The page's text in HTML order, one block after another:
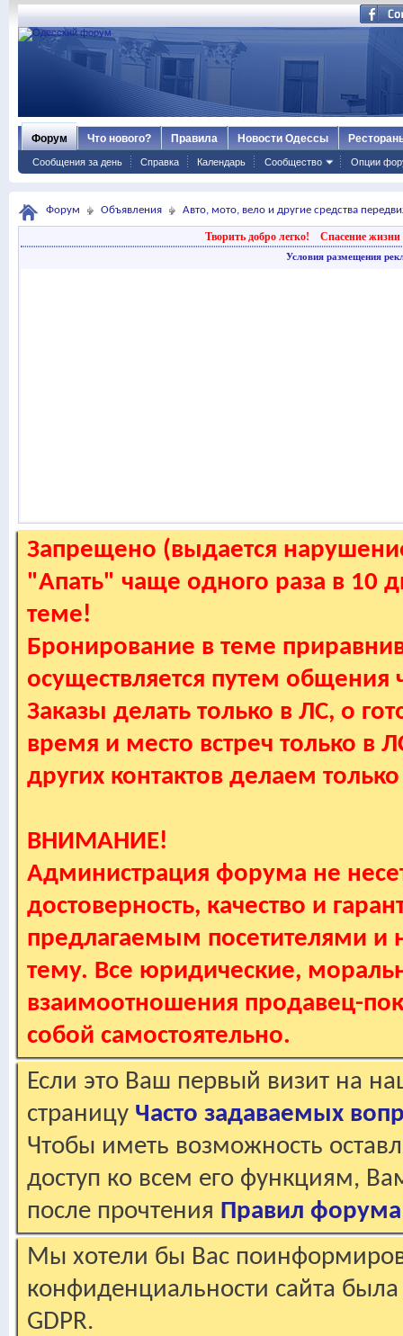
Форум
Сообщения за день Справка Календарь Сообщество Опции
Что нового? Правила Новости Одессы
Форум Объявления Авто, мото, вело и другие средства
Творить добро легко! Спасение жизни
Условия размещения
Запрещено (выдается
"Апать" чаще одного раза в 10
теме!
Бронирование в теме
осуществляется путем
Заказы делать только в ЛС, о
время и место встреч только в
других контактов делаем
ВНИМАНИЕ!
Администрация форума не
достоверность, качество и
предлагаемым посетителями и
тему. Все юридические,
взаимоотношения продавец-
собой самостоятельно.
Если это Ваш первый визит на
страницу Часто задаваемых
Чтобы иметь возможность
доступ ко всем его функциям,
после прочтения Правил форума
Мы хотели бы Вас
конфиденциальности сайта
GDPR.